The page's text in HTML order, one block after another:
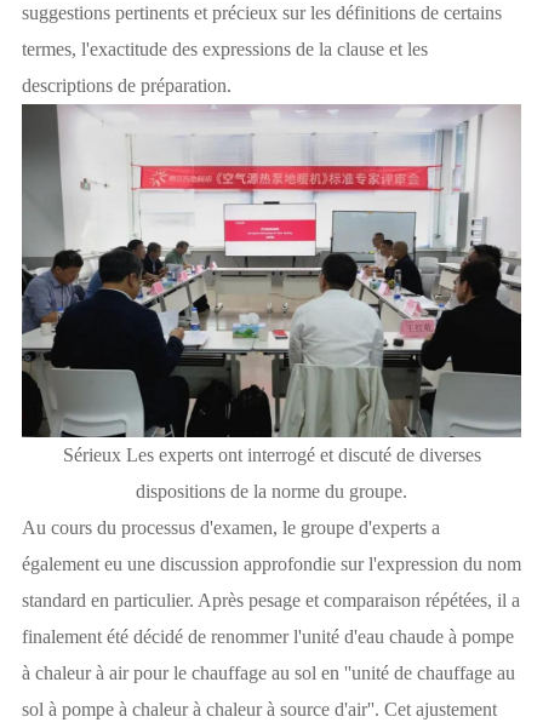
suggestions pertinents et précieux sur les définitions de certains
termes, l'exactitude des expressions de la clause et les
descriptions de préparation.
Sérieux Les experts ont interrogé et discuté de diverses
dispositions de la norme du groupe.
Au cours du processus d'examen, le groupe d'experts a
également eu une discussion approfondie sur l'expression du nom
standard en particulier. Après pesage et comparaison répétées, il a
finalement été décidé de renommer l'unité d'eau chaude à pompe
à chaleur à air pour le chauffage au sol en ''unité de chauffage au
sol à pompe à chaleur à chaleur à source d'air''. Cet ajustement